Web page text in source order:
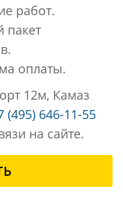
работ.
пакет
оплаты.
12м, Камаз
(495) 646-11-55
на сайте.